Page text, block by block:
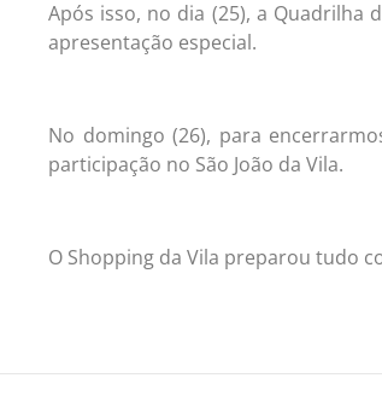
Após isso, no dia (25), a Quadrilha
apresentação especial.
No domingo (26), para
participação no São João da Vila.
O Shopping da Vila preparou tudo